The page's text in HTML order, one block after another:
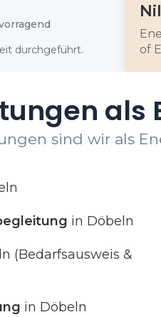
durchgeführt.
of
sind wir als
in Döbeln
(Bedarfsausweis &
in Döbeln